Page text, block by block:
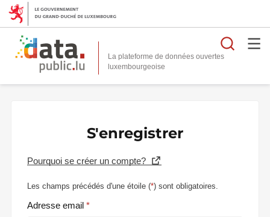
La plateforme de données ouvertes
S'enregistrer
Pourquoi se créer un compte?
Les champs précédés d'une étoile (*) sont obligatoires.
Adresse email